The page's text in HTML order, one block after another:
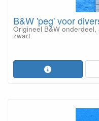
B&W 'peg' voor
Origineel B&W
zwart